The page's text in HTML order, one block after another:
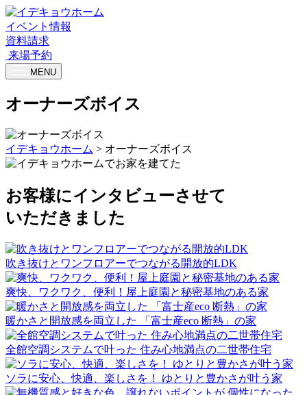
イベント情報
資料請求
来場予約
MENU
オーナーズボイス
イデキョウホーム > オーナーズボイス
お客様にインタビューさせて
いただきました
吹き抜けとワンフロアーでつながる開放的LDK
爽快、ワクワク、便利！屋上庭園と秘密基地のある家
暖かさと開放感を両立した 「富士産eco 断熱」の家
全館空調システムで叶った 住み心地満点の二世帯住宅
ソラに安心、快適、楽しさを！ ゆとりと豊かさが叶う家